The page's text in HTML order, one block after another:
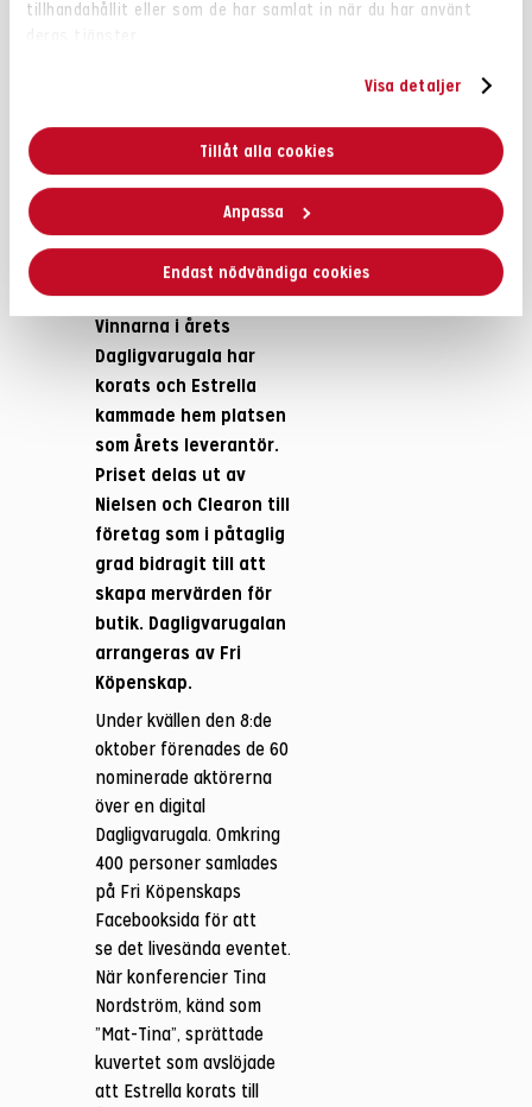
tillhandahållit eller som de har samlat in när du har använt
Visa detaljer
Tillåt alla cookies
Anpassa
Endast nödvändiga cookies
årets
leverantör
2020 blev
Estrella!
Vinnarna i årets
Dagligvarugala har
korats och Estrella
kammade hem platsen
som Årets leverantör.
Priset delas ut av
Nielsen och Clearon till
företag som i påtaglig
grad bidragit till att
skapa mervärden för
butik. Dagligvarugalan
arrangeras av Fri
Köpenskap.
Under kvällen den 8:de
oktober förenades de 60
nominerade aktörerna
över en digital
Dagligvarugala. Omkring
400 personer samlades
på Fri Köpenskaps
Facebooksida för att
se det livesända eventet.
När konferencier Tina
Nordström, känd som
”Mat-Tina”, sprättade
kuvertet som avslöjade
att Estrella korats till